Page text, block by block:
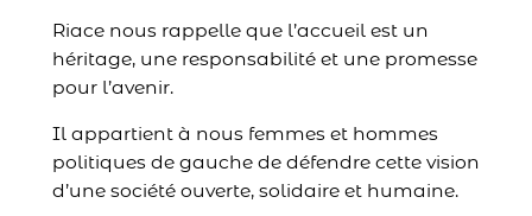
Riace nous rappelle que l’accueil est un
héritage, une responsabilité et une promesse
pour l’avenir.
Il appartient à nous femmes et hommes
politiques de gauche de défendre cette vision
d’une société ouverte, solidaire et humaine.